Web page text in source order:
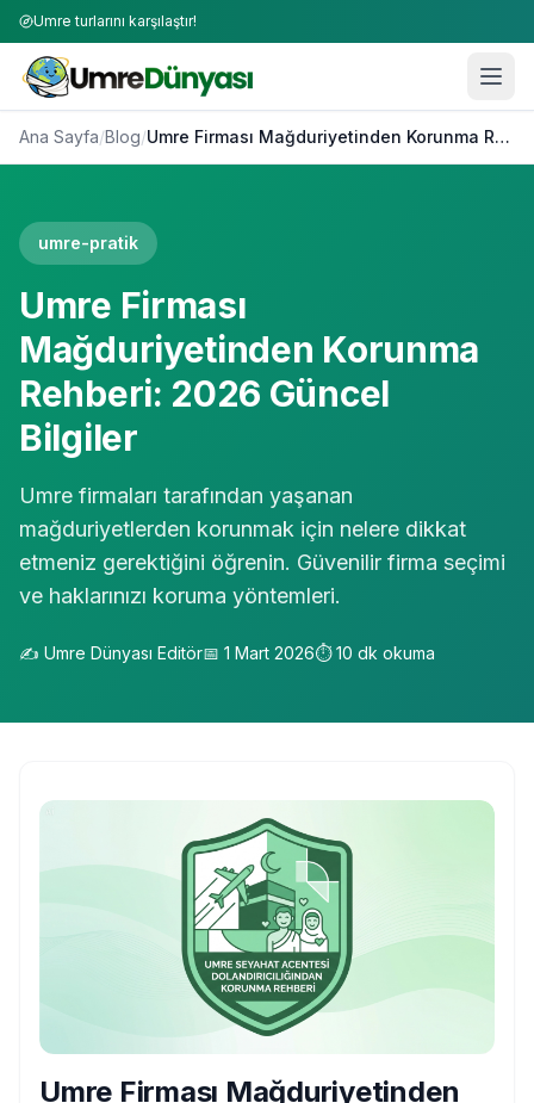
Umre turlarını karşılaştır!
Ana Sayfa/Blog/ Umre Firması Mağduriyetinden Korunma Rehberi: 2026 Güncel Bilgiler
umre-pratik
Umre Firması
Mağduriyetinden Korunma
Rehberi: 2026 Güncel
Bilgiler
Umre firmaları tarafından yaşanan
mağduriyetlerden korunmak için nelere dikkat
etmeniz gerektiğini öğrenin. Güvenilir firma seçimi
ve haklarınızı koruma yöntemleri.
✍️ Umre Dünyası Editör📅 1 Mart 2026⏱️10 dk okuma
Umre Firması Mağduriyetinden